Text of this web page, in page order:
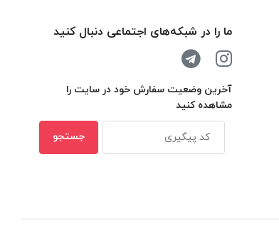
ما را در شبکه‌های اجتماعی دنبال کنید
آخرین وضعیت سفارش خود در سایت را
مشاهده کنید